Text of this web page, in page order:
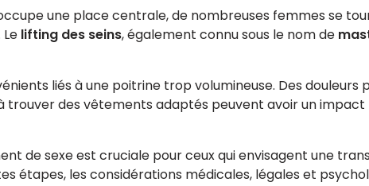
une place centrale, de nombreuses femmes se
lifting des seins, également connu sous le nom de
liés à une poitrine trop volumineuse. Des douleurs
des vêtements adaptés peuvent avoir un impact
de sexe est cruciale pour ceux qui envisagent une
étapes, les considérations médicales, légales et